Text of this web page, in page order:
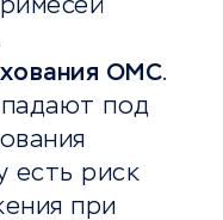
ОМС.
под
есть риск
при